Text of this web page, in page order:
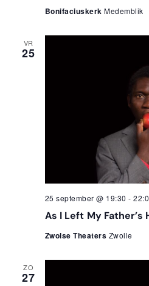
Bonifaciuskerk Medemblik
VR
25
As I Left My Father’s
25 september @ 19:30 -
Zwolse Theaters Zwolle
ZO
27